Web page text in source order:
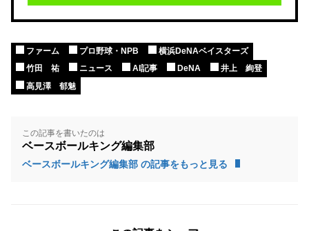
ファーム プロ野球・NPB
横浜DeNAベイスターズ
竹田 祐
ニュース AI記事 DeNA
井上 絢登
高見澤 郁魅
この記事を書いたのは
ベースボールキング編集部
ベースボールキング編集部 の記事をもっと見る